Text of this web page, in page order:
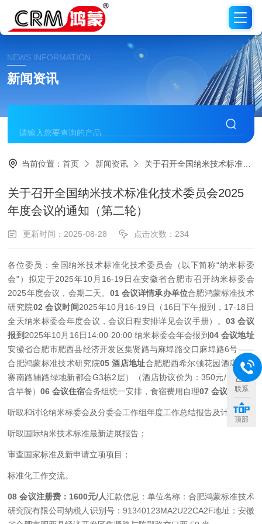
NEWS INFORMATION
新闻资讯
当前位置：首页 新闻资讯 关于召开全国纳米技术标准化技术委员会2025年度会议的通知（第二轮）
关于召开全国纳米技术标准化技术委员会2025
年度会议的通知（第二轮）
更新时间：2025-08-28 点击次数：234
各位委员： 全国纳米技术标准化技术委员会（以下简称“纳米标委
会"）拟定于2025年10月16-19日在安徽省合肥市召开纳米标委会
2025年度会议，会期二天。 01 会议详情承办单位合肥鸿蒙标准技术
研究院02 会议时间2025年10月16-19日（16日下午报到，17-18日
全天纳米标委会年度会议，会议日程安排详见会议手册）。 03 会议
报到 2025年10月16日14:00-20:00 纳米标委会年会报到 04 会议地址
安徽省合肥市肥西县经济开发区集贤路与麻埠路交口麻埠路6号——
合肥鸿蒙标准技术研究院05 酒店地址合肥肥西希尔顿花园酒店（金
寨南路辅路绿地新都会G3栋2层）（酒店协议价为：350元/间/晚，
含早餐）06 会议住宿会务组统一安排，食宿费用自理07 会议内容
听取和讨论纳米标委会及分委会工作组年度工作总结报告及计划；
听取国际纳米技术标准最新进展报告；
审查国家标准及新申请立项项目；
标准化工作交流。
08 会议注册费：1600元/人汇款信息：单位名称：合肥鸿蒙标准技术
研究院有限公司纳税人识别号：91340123MA2U22CA2F地址：安徽
联系
顶部